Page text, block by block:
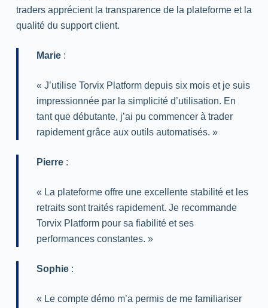
traders apprécient la transparence de la plateforme et la
qualité du support client.
Marie:
« J’utilise Torvix Platform depuis six mois et je suis
impressionnée par la simplicité d’utilisation. En
tant que débutante, j’ai pu commencer à trader
rapidement grâce aux outils automatisés. »
Pierre:
« La plateforme offre une excellente stabilité et les
retraits sont traités rapidement. Je recommande
Torvix Platform pour sa fiabilité et ses
performances constantes. »
Sophie:
« Le compte démo m’a permis de me familiariser